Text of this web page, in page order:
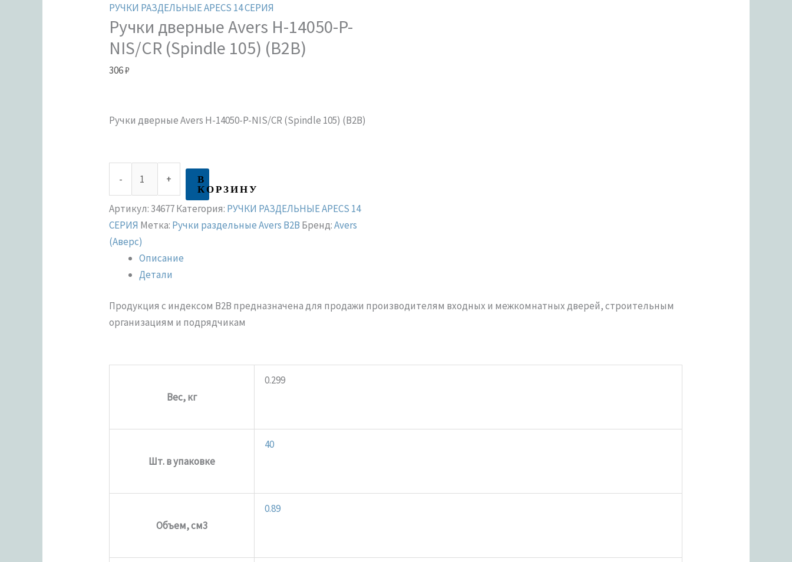
РУЧКИ РАЗДЕЛЬНЫЕ APECS 14 СЕРИЯ
Ручки дверные Avers H-14050-P-
NIS/CR (Spindle 105) (B2B)
306₽
Ручки дверные Avers H-14050-P-NIS/CR (Spindle 105) (B2B)
- + В
КОРЗИНУ
Артикул:34677Категория: РУЧКИ РАЗДЕЛЬНЫЕ APECS 14
СЕРИЯ Метка: Ручки раздельные Avers B2B Бренд:Avers
(Аверс)
Описание
Детали
Продукция с индексом В2В предназначена для продажи производителям входных и межкомнатных дверей, строительным
организациям и подрядчикам
Вес, кг
0.299
Шт. в упаковке
40
Объем, см3
0.89